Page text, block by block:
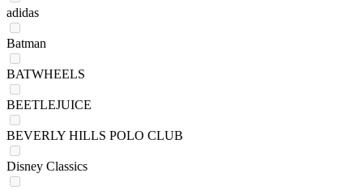
adidas
Batman
BATWHEELS
BEETLEJUICE
BEVERLY HILLS POLO CLUB
Disney Classics